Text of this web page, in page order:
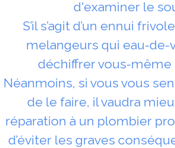
d'examiner le
S’il s’agit d’un ennui
melangeurs qui eau-de-
déchiffrer vous-même
Néanmoins, si vous vous
de le faire, il vaudra
réparation à un plombier
d’éviter les graves